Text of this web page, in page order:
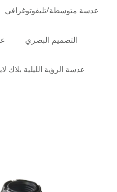
عدسة متوسطة/تليفوتوغرافي
التصميم البصري
عدسة الرؤية الليلية بلاك